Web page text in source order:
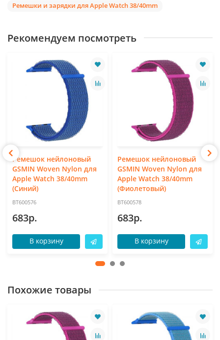
Ремешки и зарядки для Apple Watch 38/40mm
Рекомендуем посмотреть
Ремешок нейлоновый
GSMIN Woven Nylon для
Apple Watch 38/40mm
(Синий)
BT600576
683р.
В корзину
Ремешок нейлоновый
GSMIN Woven Nylon для
Apple Watch 38/40mm
(Фиолетовый)
BT600578
683р.
В корзину
Похожие товары